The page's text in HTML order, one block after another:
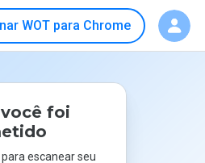
WOT para Chrome
foi
escanear seu